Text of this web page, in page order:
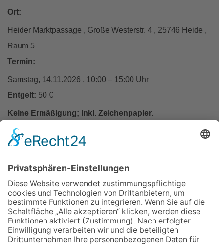
Ort:
Heider Marktpassage , Große Westerstr. 4 , 25746 Heide ,
Raum 5
Termin:
Samstag, 14.11.2026 , 10:00 – 15:00 Uhr
Entgelt: 50 €
Keine Ermäßigung; inkl. Zeichenpapier.
Zurück